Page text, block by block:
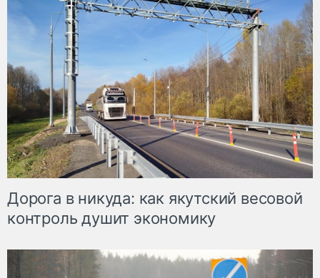
Дорога в никуда: как якутский весовой
контроль душит экономику